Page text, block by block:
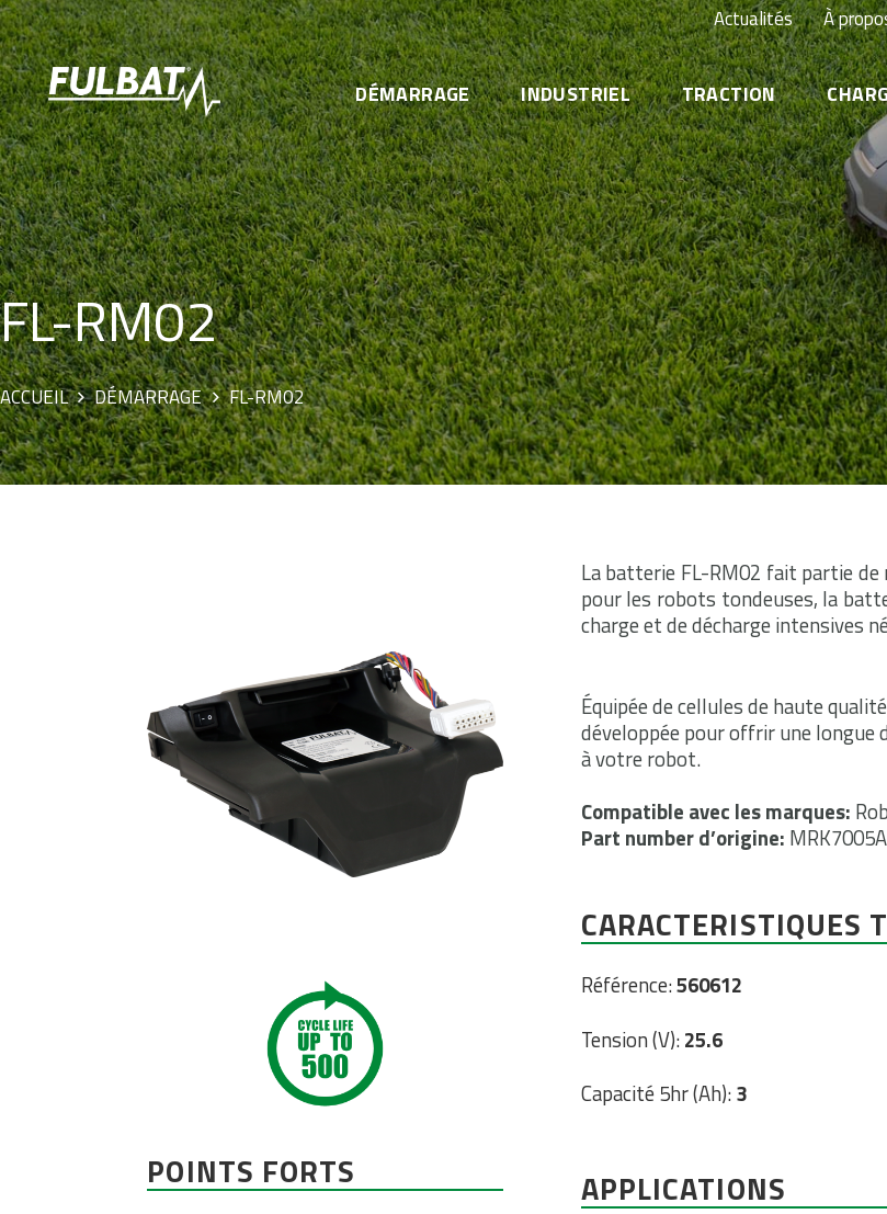
Actualités À
DÉMARRAGE INDUSTRIEL TRACTION
FL-RM02
ACCUEIL DÉMARRAGE FL-RM02
POINTS FORTS
La batterie FL-RM02 fait partie
pour les robots tondeuses, la
charge et de décharge intensives
Équipée de cellules de haute
développée pour offrir une longue
à votre robot.
Compatible avec les marques:
Part number d’origine:
CARACTERISTIQUES
Référence:560612
Tension (V):25.6
Capacité 5hr (Ah):3
APPLICATIONS